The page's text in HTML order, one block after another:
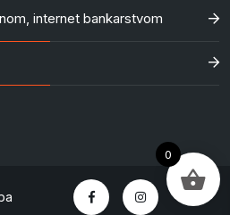
internet bankarstvom
0